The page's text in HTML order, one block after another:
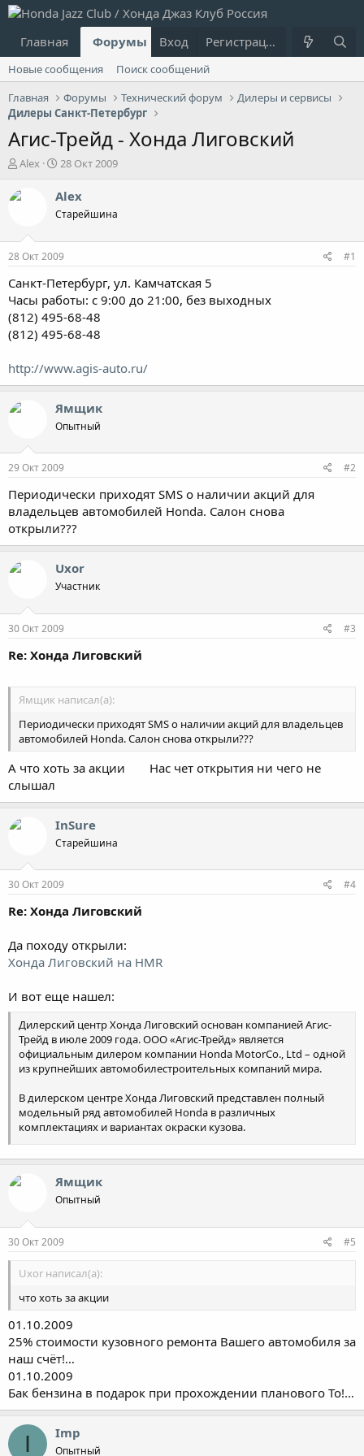
Главная Форумы Что нового?
Вход Регистрация
Новые сообщения
Поиск сообщений
Главная
Форумы Технический форум
Дилеры и сервисы
Дилеры Санкт-Петербург
Агис-Трейд - Хонда Лиговский
А
т
е
м
ы
Alex
Д
т
н
ч
а
л
а
28 Окт 2009
Alex
Старейшина
28 Окт 2009 #1
Санкт-Петербург, ул. Камчатская 5
Часы работы: с 9:00 до 21:00, без выходных
(812) 495-68-48
(812) 495-68-48
http://www.agis-auto.ru/
Ямщик
Опытный
29 Окт 2009 #2
Периодически приходят SMS о наличии акций для
владельцев автомобилей Honda. Салон снова
открыли???
Uxor
Участник
30 Окт 2009 #3
Re: Хонда Лиговский
Ямщик написал(а):
Периодически приходят SMS о наличии акций для владельцев
автомобилей Honda. Салон снова открыли???
А что хоть за акции
Нас чет открытия ни чего не
слышал
InSure
Старейшина
30 Окт 2009 #4
Re: Хонда Лиговский
Да походу открыли:
Хонда Лиговский на HMR
И вот еще нашел:
Дилерский центр Хонда Лиговский основан компанией Агис-
Трейд в июле 2009 года. ООО «Агис-Трейд» является
официальным дилером компании Honda MotorCo., Ltd – одной
из крупнейших автомобилестроительных компаний мира.
В дилерском центре Хонда Лиговский представлен полный
модельный ряд автомобилей Honda в различных
комплектациях и вариантах окраски кузова.
Специалисты дилерского центра всегда готовы
кредитования, страхования и обслуживания автомобилей.
помощь при выборе автомобиля, ориентируясь на Ваш вкус и
предъявляемые требования, а так же помогут подобрать
автомобиль оригинальным, максимально комфортным и
оградите себя от бумажной волокиты и сэкономите время – Вы
оставляете заявку на оформление кредита или страхового
полиса, наши специалисты готовят полный пакет документов.
Приобретая автомобиль в дилерском центре Хонда Лиговский,
Вы получаете карту постоянного клиента, которая даёт Вам
автомобиля со скидкой.
На территории дилерского центра находится станция
Ямщик
Опытный
30 Окт 2009 #5
Uxor написал(а):
что хоть за акции
01.10.2009
25% стоимости кузовного ремонта Вашего автомобиля за
наш счёт!…
01.10.2009
Бак бензина в подарок при прохождении планового То!…
I Imp
Опытный